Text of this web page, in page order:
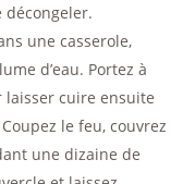
décongeler.
une casserole,
d’eau. Portez à
cuire ensuite
le feu, couvrez
une dizaine de